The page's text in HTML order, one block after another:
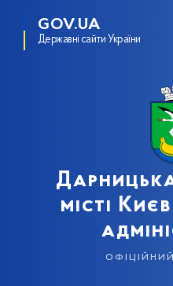
GOV.UA
Державні сайти України
місті